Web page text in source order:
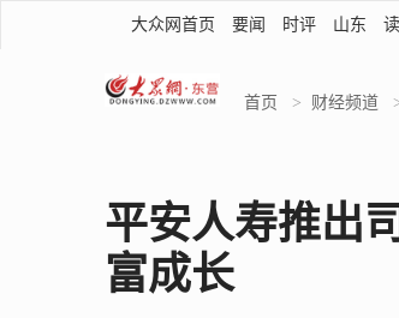
大众网首页 要闻 时评 山东
首页 > 财经频道
平安人寿推出
富成长